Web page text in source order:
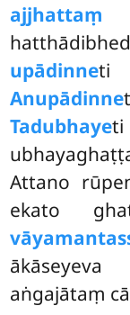
ajjhattaṃ
upādinneti
Anupādinne
Tadubhayeti
Attano
ekato
aṅgajātaṃ